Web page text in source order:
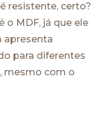
resistente, certo?
o MDF, já que ele
apresenta
para diferentes
mesmo com o